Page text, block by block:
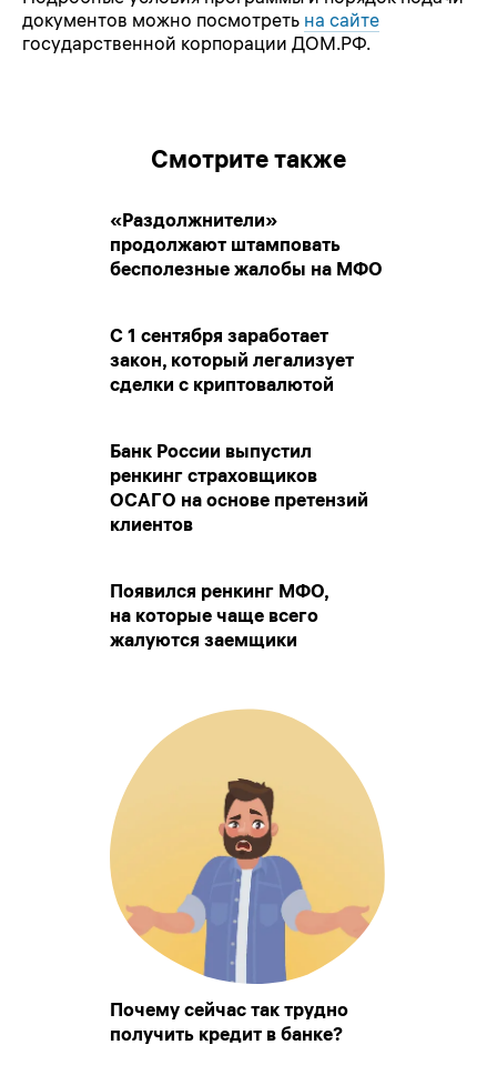
документов можно посмотреть на сайте
государственной корпорации ДОМ.РФ.
Смотрите также
«Раздолжнители»
продолжают штамповать
бесполезные жалобы на МФО
С 1 сентября заработает
закон, который легализует
сделки с криптовалютой
Банк России выпустил
ренкинг страховщиков
ОСАГО на основе претензий
клиентов
Появился ренкинг МФО,
на которые чаще всего
жалуются заемщики
Почему сейчас так трудно
получить кредит в банке?